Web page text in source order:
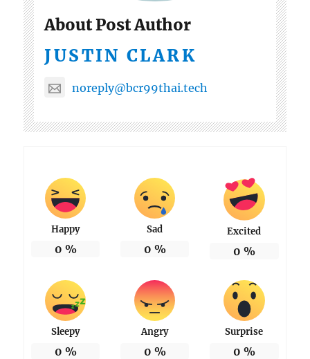
About Post Author
JUSTIN CLARK
noreply@bcr99thai.tech
Happy
0 %
Sad
0 %
Excited
0 %
Sleepy
0 %
Angry
0 %
Surprise
0 %